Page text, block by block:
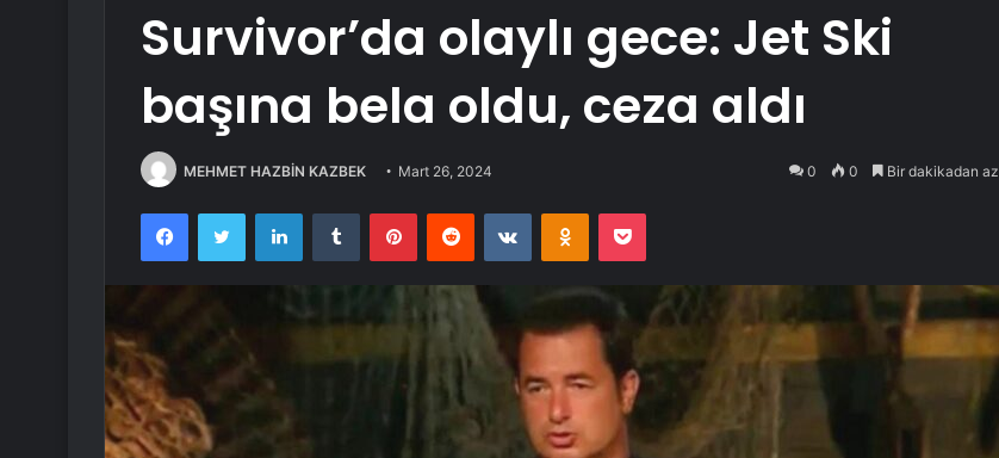
Survivor’da olaylı gece: Jet Ski
başına bela oldu, ceza aldı
MEHMET HAZBİN KAZBEK Mart 26, 2024 0 0 Bir dakikadan az
FacebookTwitter LinkedInTumblr PinterestReddit VKontakteOdnoklassniki
Pocket